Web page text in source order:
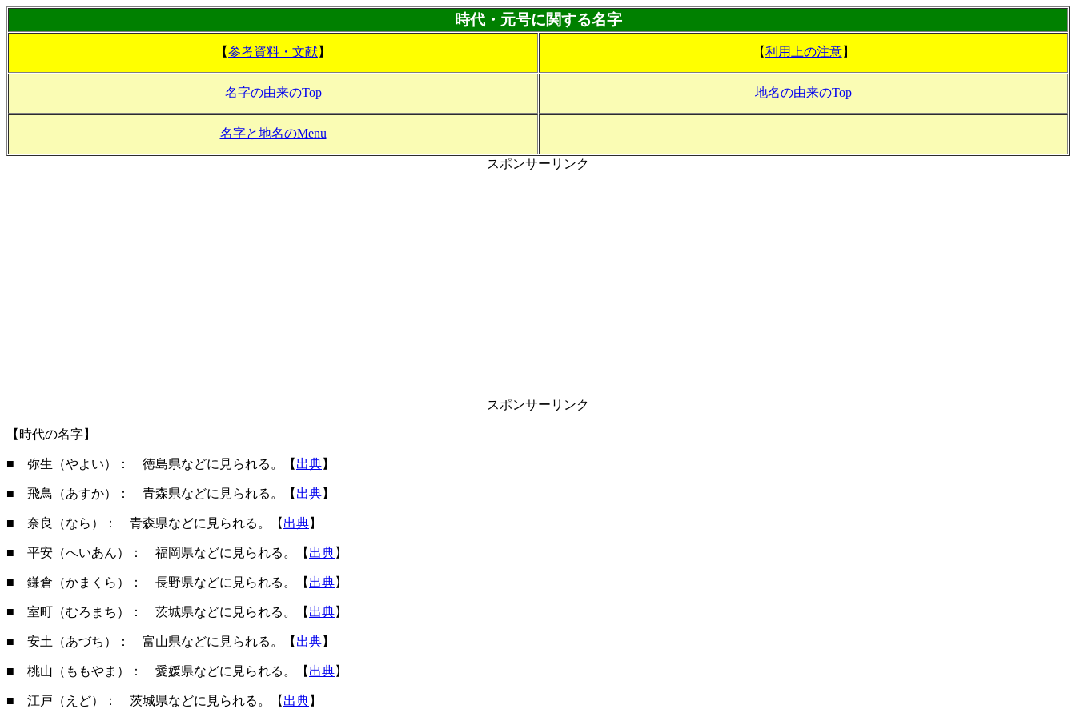
時代・元号に関する名字
【参考資料・文献】 【利用上の注意】
名字の由来のTop 地名の由来のTop
名字と地名のMenu
スポンサーリンク
スポンサーリンク
【時代の名字】
■ 弥生（やよい）： 徳島県などに見られる。【 出典】
■ 飛鳥（あすか）： 青森県などに見られる。【 出典】
■ 奈良（なら）： 青森県などに見られる。【 出典】
■ 平安（へいあん）： 福岡県などに見られる。【 出典】
■ 鎌倉（かまくら）： 長野県などに見られる。【 出典】
■ 室町（むろまち）： 茨城県などに見られる。【 出典】
■ 安土（あづち）： 富山県などに見られる。【 出典】
■ 桃山（ももやま）： 愛媛県などに見られる。【 出典】
■ 江戸（えど）： 茨城県などに見られる。【 出典】